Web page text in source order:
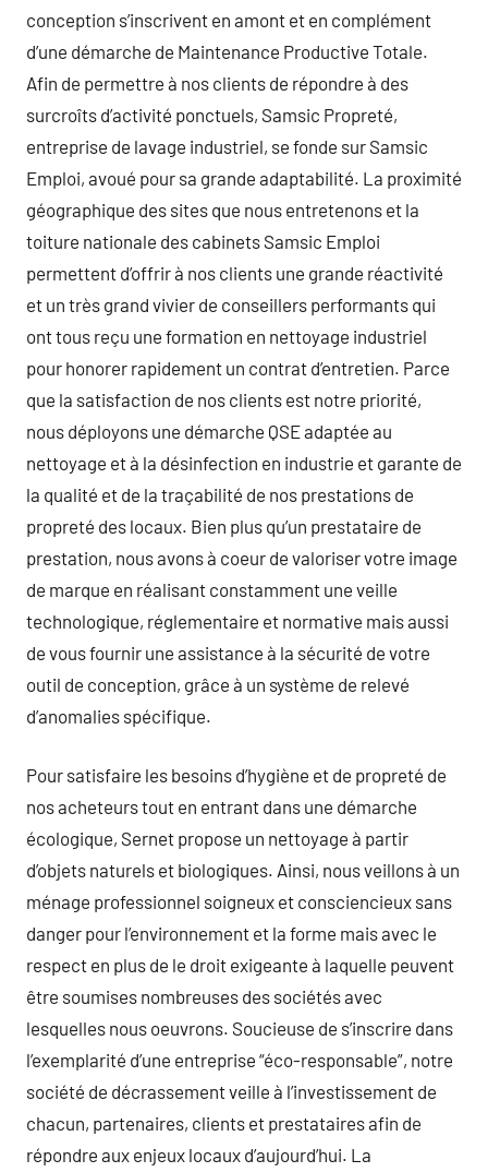
conception s’inscrivent en amont et en complément
d’une démarche de Maintenance Productive Totale.
Afin de permettre à nos clients de répondre à des
surcroîts d’activité ponctuels, Samsic Propreté,
entreprise de lavage industriel, se fonde sur Samsic
Emploi, avoué pour sa grande adaptabilité. La proximité
géographique des sites que nous entretenons et la
toiture nationale des cabinets Samsic Emploi
permettent d’offrir à nos clients une grande réactivité
et un très grand vivier de conseillers performants qui
ont tous reçu une formation en nettoyage industriel
pour honorer rapidement un contrat d’entretien. Parce
que la satisfaction de nos clients est notre priorité,
nous déployons une démarche QSE adaptée au
nettoyage et à la désinfection en industrie et garante de
la qualité et de la traçabilité de nos prestations de
propreté des locaux. Bien plus qu’un prestataire de
prestation, nous avons à coeur de valoriser votre image
de marque en réalisant constamment une veille
technologique, réglementaire et normative mais aussi
de vous fournir une assistance à la sécurité de votre
outil de conception, grâce à un système de relevé
d’anomalies spécifique.
Pour satisfaire les besoins d’hygiène et de propreté de
nos acheteurs tout en entrant dans une démarche
écologique, Sernet propose un nettoyage à partir
d’objets naturels et biologiques. Ainsi, nous veillons à un
ménage professionnel soigneux et consciencieux sans
danger pour l’environnement et la forme mais avec le
respect en plus de le droit exigeante à laquelle peuvent
être soumises nombreuses des sociétés avec
lesquelles nous oeuvrons. Soucieuse de s’inscrire dans
l’exemplarité d’une entreprise “éco-responsable”, notre
société de décrassement veille à l’investissement de
chacun, partenaires, clients et prestataires afin de
répondre aux enjeux locaux d’aujourd’hui. La